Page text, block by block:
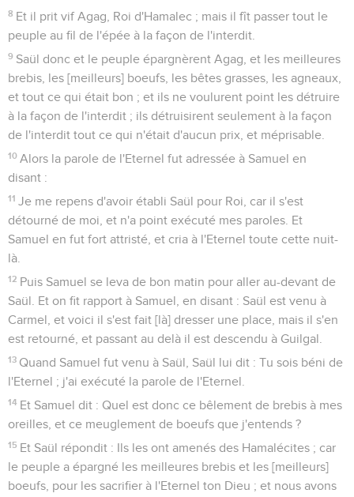
8 Et il prit vif Agag, Roi d'Hamalec ; mais il fît passer tout le
peuple au fil de l'épée à la façon de l'interdit.
9 Saül donc et le peuple épargnèrent Agag, et les meilleures
brebis, les [meilleurs] boeufs, les bêtes grasses, les agneaux,
et tout ce qui était bon ; et ils ne voulurent point les détruire
à la façon de l'interdit ; ils détruisirent seulement à la façon
de l'interdit tout ce qui n'était d'aucun prix, et méprisable.
10 Alors la parole de l'Eternel fut adressée à Samuel en
disant :
11 Je me repens d'avoir établi Saül pour Roi, car il s'est
détourné de moi, et n'a point exécuté mes paroles. Et
Samuel en fut fort attristé, et cria à l'Eternel toute cette nuit-
là.
12 Puis Samuel se leva de bon matin pour aller au-devant de
Saül. Et on fit rapport à Samuel, en disant : Saül est venu à
Carmel, et voici il s'est fait [là] dresser une place, mais il s'en
est retourné, et passant au delà il est descendu à Guilgal.
13 Quand Samuel fut venu à Saül, Saül lui dit : Tu sois béni de
l'Eternel ; j'ai exécuté la parole de l'Eternel.
14 Et Samuel dit : Quel est donc ce bêlement de brebis à mes
oreilles, et ce meuglement de boeufs que j'entends ?
15 Et Saül répondit : Ils les ont amenés des Hamalécites ; car
le peuple a épargné les meilleures brebis et les [meilleurs]
boeufs, pour les sacrifier à l'Eternel ton Dieu ; et nous avons